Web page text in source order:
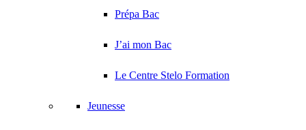
Prépa Bac
J’ai mon Bac
Le Centre Stelo Formation
Jeunesse